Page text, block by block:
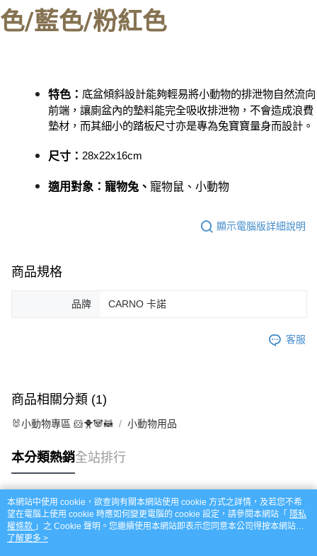
ATM／網路銀行／等多元方式進行付款，方視為交易完成。
※ 請注意：結帳手續完成當下不需立刻繳費，但若您需要取消訂單，請聯絡
購買商品的店家。未經商家同意取消之訂單仍視為有效，需透過AFTEE先享
【注意事項】
１．透過由恩沛科技股份有限公司提供之「AFTEE先享後付」服務完成之交
權轉讓予恩沛科技股份有限公司。
２．關於個人資料處理事宜，請瀏覽以下網址：
３．未成年的使用者請事先徵得法定代理人或監護人之同意方可使用
４．使用「AFTEE先享後付」時，將依據個別帳號之用戶狀況，依本公司即
恩沛科技股份有限公司將有權停止該用戶之使用額度並採取法律行動。
萊爾富取貨付款_限重10KG
每筆NT$60，滿NT$999(含以上)免運費
7-11取貨付款_限重10KG
每筆NT$60，滿NT$999(含以上)免運費
付款後7-11取貨_限重10KG
色/藍色/粉紅色
特色： 底盆傾斜設計能夠輕易將小動物的排泄物自然流向
前端，讓廁盆內的墊料能完全吸收排泄物，不會造成浪費
墊材，而其細小的踏板尺寸亦是專為兔寶寶量身而設計。
尺寸 ： 28x22x16cm
適用對象：寵物兔、 寵物鼠、小動物
顯示電腦版詳細說明
商品規格
品牌 CARNO 卡諾
客服
商品相關分類 (1)
🐰小動物專區 🐹🐥🐼🦝 小動物用品
本分類熱銷全站排行
熱門標籤
本網站中使用 cookie，欲查詢有關本網站使用 cookie 方式之詳情，及若您不希
望在電腦上使用 cookie 時應如何變更電腦的 cookie 設定，請參閱本網站「 隱私
權條款 」之 Cookie 聲明。您繼續使用本網站即表示您同意本公司得按本網站使
用條款之 Cookie 聲明使用 cookie。
了解更多 >